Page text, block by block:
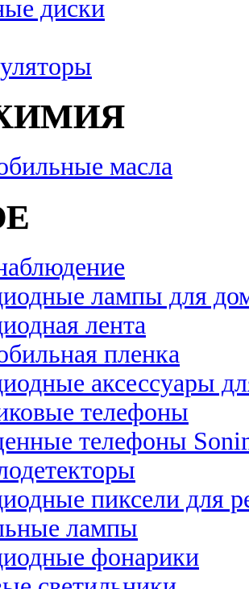
диски
масла
лампы для
лента
пленка
аксессуары
телефоны
телефоны
пиксели для
лампы
фонарики